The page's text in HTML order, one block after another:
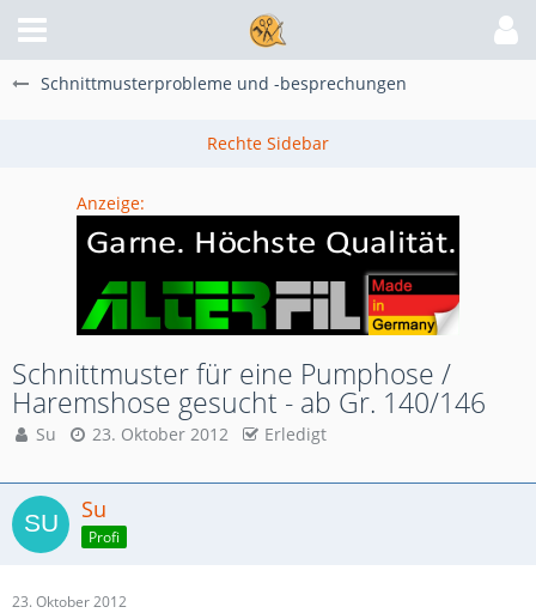
Schnittmusterprobleme und -besprechungen
Anzeige:
Schnittmuster für eine Pumphose /
Haremshose gesucht - ab Gr. 140/146
Su 23. Oktober 2012 Erledigt
Su
Profi
23. Oktober 2012